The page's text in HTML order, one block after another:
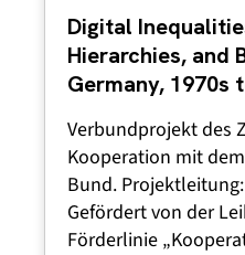
Digital
Hierarchies, and
Germany, 1970s
Verbundprojekt des
Kooperation mit
Bund.
Gefördert von der
Förderlinie